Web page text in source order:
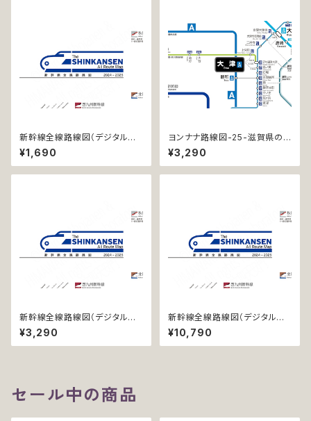
新幹線全線路線図（デジタル版
／LT）
¥1,690
ヨンナナ路線図-25-滋賀県の
鉄道 (Shiga / デジタル / LT-N
C)
¥3,290
新幹線全線路線図（デジタル版
／LT-NC）
¥3,290
新幹線全線路線図（デジタル版
／PRO）
¥10,790
セール中の商品